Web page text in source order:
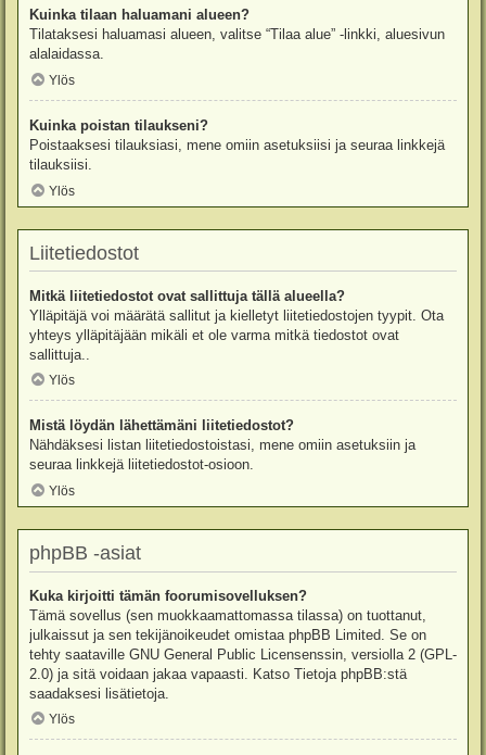
Kuinka tilaan haluamani alueen?
Tilataksesi haluamasi alueen, valitse “Tilaa alue” -linkki, aluesivun
alalaidassa.
Ylös
Kuinka poistan tilaukseni?
Poistaaksesi tilauksiasi, mene omiin asetuksiisi ja seuraa linkkejä
tilauksiisi.
Ylös
Liitetiedostot
Mitkä liitetiedostot ovat sallittuja tällä alueella?
Ylläpitäjä voi määrätä sallitut ja kielletyt liitetiedostojen tyypit. Ota
yhteys ylläpitäjään mikäli et ole varma mitkä tiedostot ovat
sallittuja..
Ylös
Mistä löydän lähettämäni liitetiedostot?
Nähdäksesi listan liitetiedostoistasi, mene omiin asetuksiin ja
seuraa linkkejä liitetiedostot-osioon.
Ylös
phpBB -asiat
Kuka kirjoitti tämän foorumisovelluksen?
Tämä sovellus (sen muokkaamattomassa tilassa) on tuottanut,
julkaissut ja sen tekijänoikeudet omistaa phpBB Limited . Se on
tehty saataville GNU General Public Licensenssin, versiolla 2 (GPL-
2.0) ja sitä voidaan jakaa vapaasti. Katso Tietoja phpBB:stä
saadaksesi lisätietoja.
Ylös